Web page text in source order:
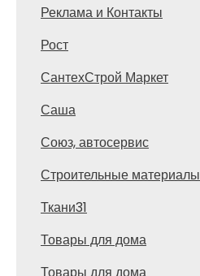
Реклама и Контакты
Рост
СантехСтрой Маркет
Саша
Союз, автосервис
Строительные материалы
Ткани31
Товары для дома